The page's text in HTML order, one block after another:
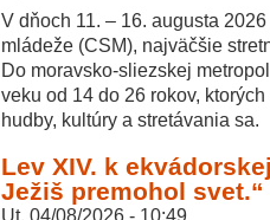
V dňoch 11. – 16. augusta
mládeže (CSM), najväčšie
Do moravsko-sliezskej
veku od 14 do 26 rokov,
hudby, kultúry a stretávania sa.
Lev XIV. k
Ježiš premohol svet.“
Ut, 04/08/2026 - 10:49